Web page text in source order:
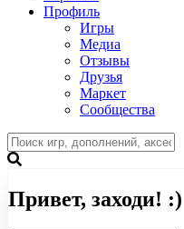
Профиль
Игры
Медиа
Отзывы
Друзья
Маркет
Сообщества
Привет, заходи! :)